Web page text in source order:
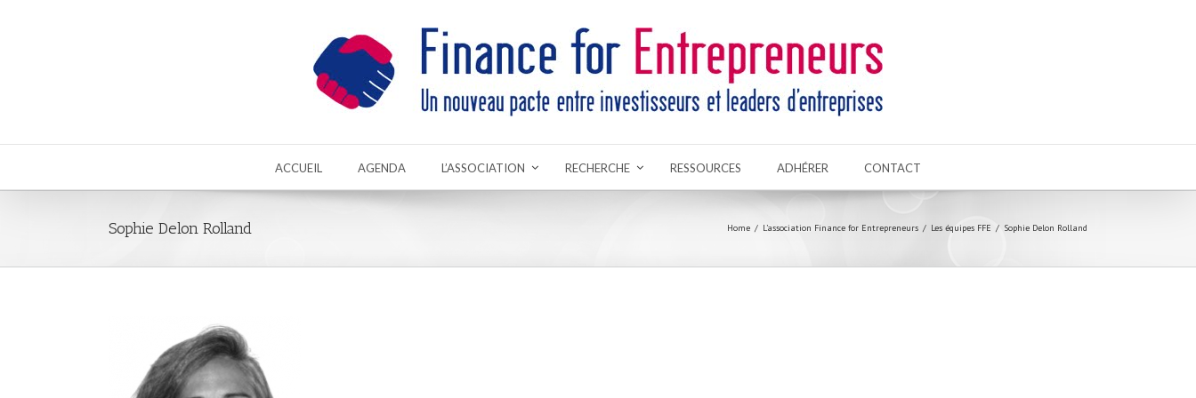
ACCUEIL AGENDA L’ASSOCIATION RECHERCHE RESSOURCES ADHÉRER CONTACT
Sophie Delon Rolland Home L’association Finance for Entrepreneurs Les équipes FFE Sophie Delon Rolland